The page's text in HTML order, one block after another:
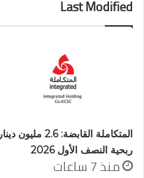
Last Modified
المتكاملة القابضة: 2.6 مليون دينار
ربحية النصف الأول 2026
منذ 7 ساعات